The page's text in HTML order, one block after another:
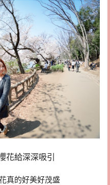
花給深深吸引
真的好美好茂盛